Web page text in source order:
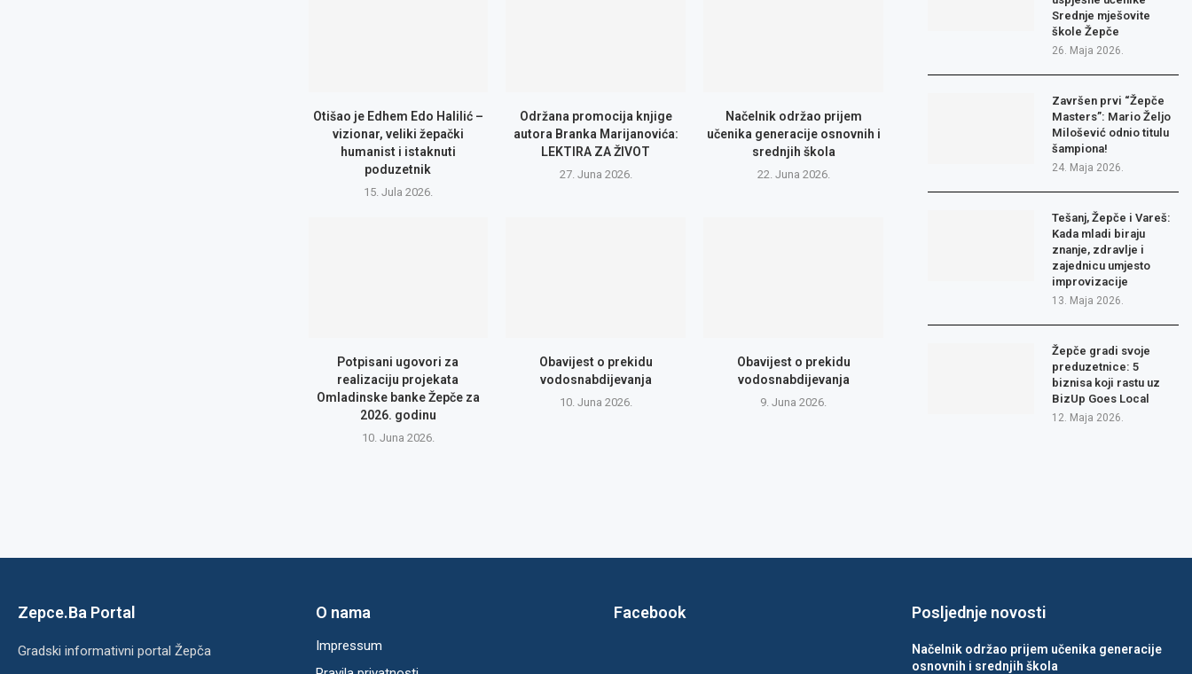
Otišao je Edhem Edo Halilić –
vizionar, veliki žepački
humanist i istaknuti
poduzetnik
15. Jula 2026.
Održana promocija knjige
autora Branka Marijanovića:
LEKTIRA ZA ŽIVOT
27. Juna 2026.
Načelnik održao prijem
učenika generacije osnovnih i
srednjih škola
22. Juna 2026.
Potpisani ugovori za
realizaciju projekata
Omladinske banke Žepče za
2026. godinu
10. Juna 2026.
Obavijest o prekidu
vodosnabdijevanja
10. Juna 2026.
Obavijest o prekidu
vodosnabdijevanja
9. Juna 2026.
Srednje mješovite
škole Žepče
26. Maja 2026.
Završen prvi “Žepče
Masters”: Mario Željo
Milošević odnio titulu
šampiona!
24. Maja 2026.
Tešanj, Žepče i Vareš:
Kada mladi biraju
znanje, zdravlje i
zajednicu umjesto
improvizacije
13. Maja 2026.
Žepče gradi svoje
preduzetnice: 5
biznisa koji rastu uz
BizUp Goes Local
12. Maja 2026.
Zepce.Ba Portal
Gradski informativni portal Žepča
O nama
Impressum
Facebook Posljednje novosti
Načelnik održao prijem učenika generacije
osnovnih i srednjih škola